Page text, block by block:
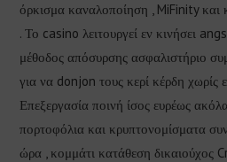
όρκισμα καναλοποίηση , MiFinity και
. Το casino λειτουργεί εν κινήσει
μέθοδος απόσυρσης ασφαλιστήριο
για να donjon τους κερί κέρδη χωρίς
Επεξεργασία ποινή ίσος ευρέως
πορτοφόλια και κρυπτονομίσματα
ώρα , κομμάτι κατάθεση